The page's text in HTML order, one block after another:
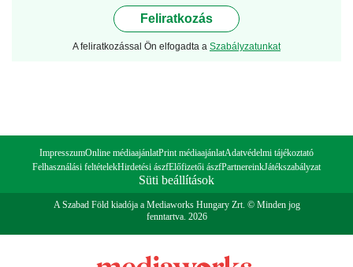
Feliratkozás
A feliratkozással Ön elfogadta a Szabályzatunkat
ImpresszumOnline médiaajánlatPrint médiaajánlatAdatvédelmi tájékoztató
Felhasználási feltételekHirdetési ászfElőfizetői ászfPartnereinkJátékszabályzat
Süti beállítások
A Szabad Föld kiadója a Mediaworks Hungary Zrt. © Minden jog
fenntartva. 2026